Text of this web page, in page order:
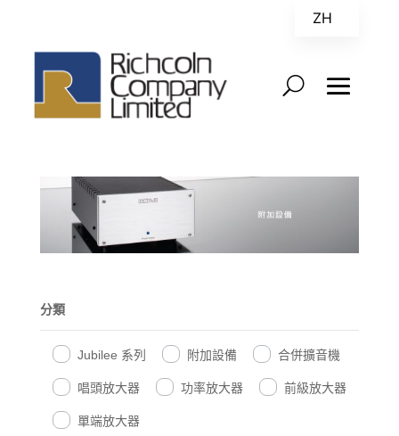
分類
Jubilee 系列 附加設備 合併擴音機
唱頭放大器 功率放大器 前級放大器
單端放大器
ZH